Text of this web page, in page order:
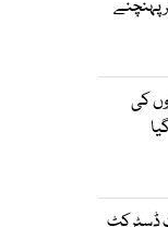
پہنچنے
کی